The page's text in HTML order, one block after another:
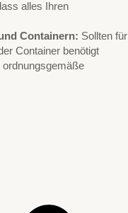
alles Ihren
Containern: Sollten für
Container benötigt